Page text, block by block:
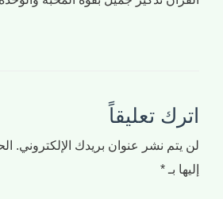
اترك تعليقاً
لن يتم نشر عنوان بريدك الإلكتروني.
إليها بـ *